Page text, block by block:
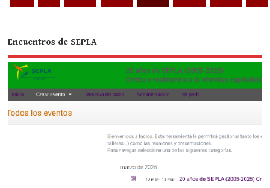
Encuentros de SEPLA